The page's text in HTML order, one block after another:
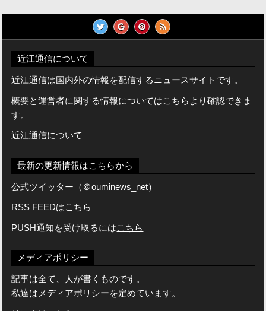
近江通信について
近江通信は国内外の情報を配信するニュースサイトです。
概要と運営者に関する情報についてはこちらより確認できま
す。
近江通信について
最新の更新情報はこちらから
公式ツイッター（＠ouminews_net）
RSS FEEDはこちら
PUSH通知を受け取るにはこちら
メディアポリシー
記事は全て、人が書くものです。
私達はメディアポリシーを定めています。